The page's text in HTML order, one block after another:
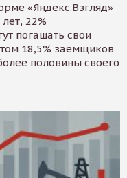
«Яндекс.Взгляд»
22%
погашать свои
18,5% заемщиков
половины своего